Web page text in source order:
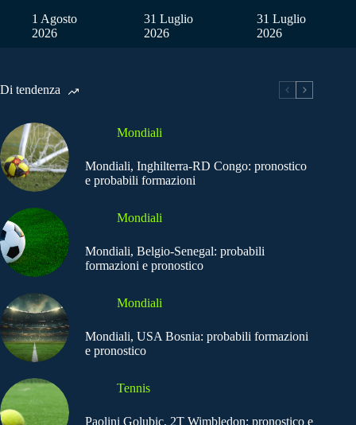
1 Agosto
2026
31 Luglio
2026
31 Luglio
2026
Di tendenza
Mondiali
Mondiali, Inghilterra-RD Congo: pronostico
e probabili formazioni
Mondiali
Mondiali, Belgio-Senegal: probabili
formazioni e pronostico
Mondiali
Mondiali, USA Bosnia: probabili formazioni
e pronostico
Tennis
Paolini Golubic, 2T Wimbledon: pronostico e